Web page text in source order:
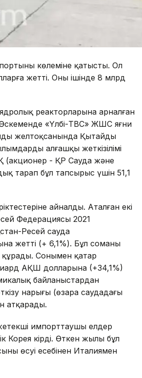
көлеміне қатысты. Ол
жетті. Оның ішінде 8 млрд
реакторларына арналған
«Үлбі-ТВС» ЖШС яғни
желтоқсанында Қытайдың
алғашқы жеткізілімі
(акционер - ҚР Сауда және
тарап бұл тапсырыс үшін 51,1
айналды. Аталған екі
Федерациясы 2021
Ресей сауда
жетті (+ 6,1%). Бұл соманың
құрады. Сонымен қатар
АҚШ долларына (+34,1%)
байланыстардан
нарығы (өзара саудадағы
атқарады.
жетекші импорттаушы елдер
Корея кірді. Өткен жылы бұл
өсуі есебінен Италиямен